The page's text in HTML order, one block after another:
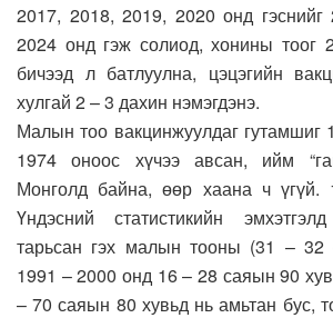
2017, 2018, 2019, 2020 онд
2024 онд гэж солиод, хонины
бичээд л батлуулна, цэцэгийн
хулгай 2 – 3 дахин нэмэгдэнэ.
Малын тоо вакцинжуулдаг гутамшиг
1974 оноос хүчээ авсан, ийм
Монголд байна, өөр хаана ч
Үндэсний статистикийн
тарьсан гэх малын тооны (31 – 32
1991 – 2000 онд 16 – 28 саяын 90
– 70 саяын 80 хувьд нь амьтан бус,